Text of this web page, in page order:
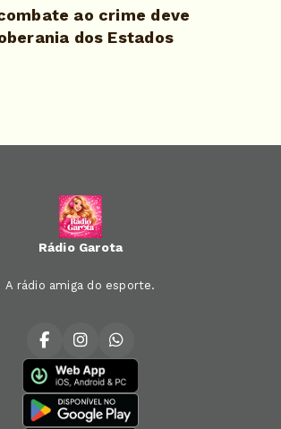
ao crime deve
dos Estados
Rádio Garota
A rádio amiga do esporte.